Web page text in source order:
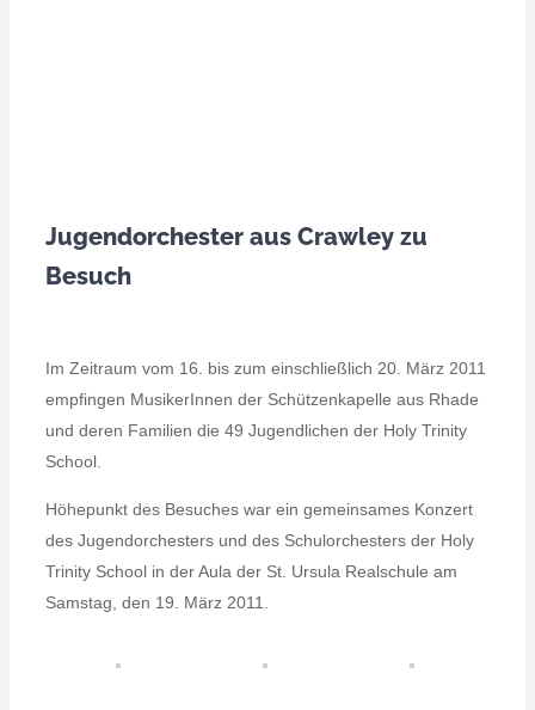
Jugendorchester aus Crawley zu
Besuch
Im Zeitraum vom 16. bis zum einschließlich 20. März 2011
empfingen MusikerInnen der Schützenkapelle aus Rhade
und deren Familien die 49 Jugendlichen der Holy Trinity
School.
Höhepunkt des Besuches war ein gemeinsames Konzert
des Jugendorchesters und des Schulorchesters der Holy
Trinity School in der Aula der St. Ursula Realschule am
Samstag, den 19. März 2011.